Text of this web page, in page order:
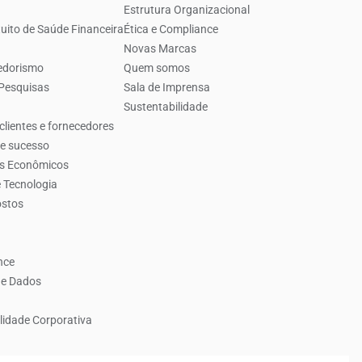
de Saúde Financeira
e fornecedores
sucesso
Econômicos
Dados
Corporativa
Estrutura Organizacional
Ética e Compliance
Novas Marcas
Quem somos
Sala de Imprensa
Sustentabilidade